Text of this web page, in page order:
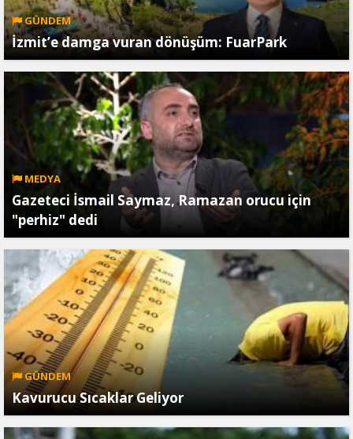
GÜNDEM
İzmit’e damga vuran dönüşüm: FuarPark
MEDYA
Gazeteci İsmail Saymaz, Ramazan orucu için
"perhiz" dedi
GÜNDEM
Kavurucu Sıcaklar Geliyor